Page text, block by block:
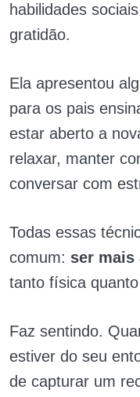
habilidades
gratidão.
Ela apresentou
para os pais
estar aberto a
relaxar, manter
conversar com
Todas essas
comum: ser mais
tanto física
Faz sentindo.
estiver do seu
de capturar um